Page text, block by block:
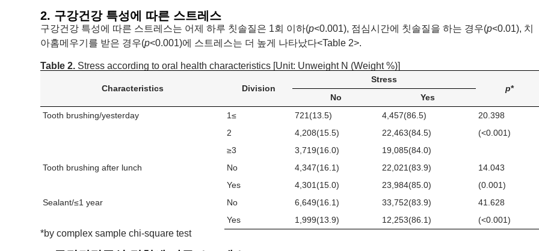
2. 구강건강 특성에 따른 스트레스
구강건강 특성에 따른 스트레스는 어제 하루 칫솔질은 1회 이하(p<0.001), 점심시간에 칫솔질을 하는 경우(p<0.01), 치
아홈메우기를 받은 경우(p<0.001)에 스트레스는 더 높게 나타났다<Table 2>.
Table 2. Stress according to oral health characteristics [Unit: Unweight N (Weight %)]
Characteristics Division
Stress
p*
No
Yes
Tooth brushing/yesterday
1≤ 721(13.5) 4,457(86.5)
20.398
2
4,208(15.5) 22,463(84.5)
(<0.001)
≥3
3,719(16.0)
19,085(84.0)
Tooth brushing after lunch
No 4,347(16.1) 22,021(83.9)
14.043
Yes
4,301(15.0) 23,984(85.0)
(0.001)
Sealant/≤1 year
No 6,649(16.1) 33,752(83.9)
41.628
Yes
1,999(13.9) 12,253(86.1) (<0.001)
*by complex sample chi-square test